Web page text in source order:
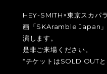
HEY-SMITH×東京スカパ
画「SKAramble Japan」
演します。
是非ご来場ください。
*チケットはSOLD OUTと